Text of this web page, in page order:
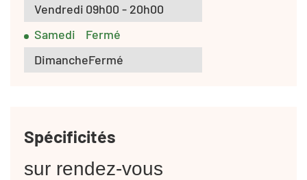
Vendredi 09h00 - 20h00
Samedi
Fermé
DimancheFermé
Spécificités
sur rendez-vous